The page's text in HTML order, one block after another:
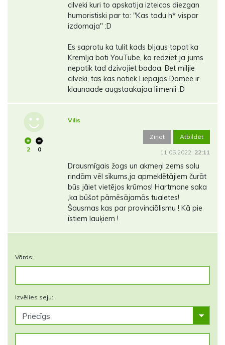
cilveki kuri to apskatija izteicas diezgan
humoristiski par to: "Kas tadu h* vispar
izdomaja" :D
Es saprotu ka tulit kads bljaus tapat ka
Kremlja boti YouTube, ka redziet ja jums
nepatik tad dzivojiet badaa. Bet miljie
cilveki, tas kas notiek Liepajas Domee ir
klaunaade augstaakajaa liimenii :D
2 0
Vilis
Ziņot Atbildēt
11.05.2022. 22:11
Drausmīgais žogs un akmeņi zems solu
rindām vēl sīkums,ja apmeklētājiem čurāt
būs jāiet vietējos krūmos! Hartmane saka
,ka būšot pārnēsājamās tualetes!
Šausmas kas par provinciālismu ! Kā pie
īstiem lauķiem !
Vārds:
Izvēlies seju: